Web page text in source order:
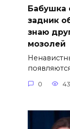
Бабушка
задник
знаю
мозолей
0 43